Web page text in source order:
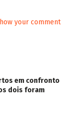
your comment
em confronto
dois foram